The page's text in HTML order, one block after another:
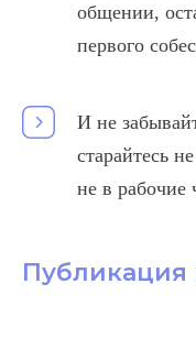
общении,
первого
И не
старайтесь
не в рабочие
Публикация